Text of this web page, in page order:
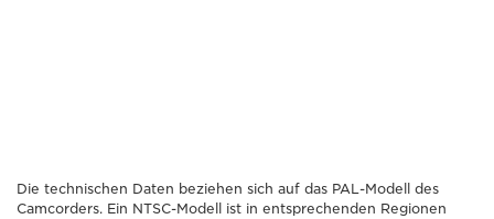
Die technischen Daten beziehen sich auf das PAL-Modell des
Camcorders. Ein NTSC-Modell ist in entsprechenden Regionen